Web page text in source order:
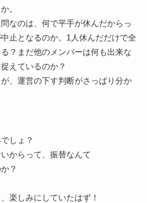
。
なのは、何で平手が休んだからっ
止となるのか。1人休んだだけで全
？まだ他のメンバーは何も出来な
えているのか？
、運営の下す判断がさっぱり分か
しょ？
からって、振替なんて
？
楽しみにしていたはず！